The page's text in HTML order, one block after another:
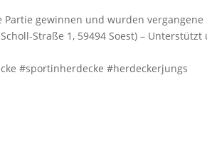
gewinnen und wurden
Straße 1, 59494 Soest) –
#sportinherdecke #herdeckerjungs